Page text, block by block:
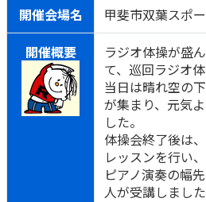
開催会場名
甲斐市双葉スポ
開催概要
ラジオ体操が盛
て、巡回ラジオ
当日は晴れ空の
が集まり、元気
した。
体操会終了後は
レッスンを行い
ピアノ演奏の幅
人が受講しました